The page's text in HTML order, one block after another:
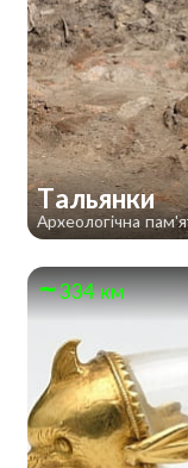
Тальянки
Археологічна
334 км